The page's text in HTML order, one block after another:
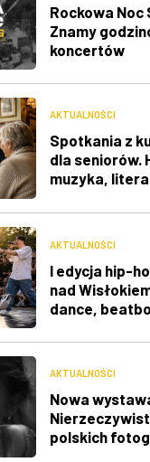
Rockowa Noc
Znamy
koncertów
AKTUALNOŚCI
Spotkania z
dla seniorów.
muzyka,
AKTUALNOŚCI
I edycja hip-
nad
dance,
AKTUALNOŚCI
Nowa
polskich